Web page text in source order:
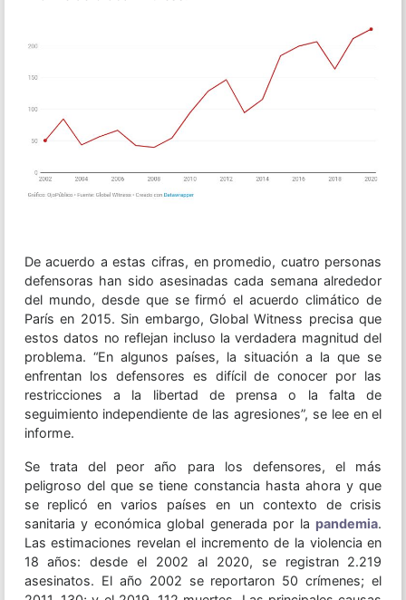
De acuerdo a estas cifras, en promedio, cuatro personas
defensoras han sido asesinadas cada semana alrededor
del mundo, desde que se firmó el acuerdo climático de
París en 2015. Sin embargo, Global Witness precisa que
estos datos no reflejan incluso la verdadera magnitud del
problema. “En algunos países, la situación a la que se
enfrentan los defensores es difícil de conocer por las
restricciones a la libertad de prensa o la falta de
seguimiento independiente de las agresiones”, se lee en el
informe.
Se trata del peor año para los defensores, el más
peligroso del que se tiene constancia hasta ahora y que
se replicó en varios países en un contexto de crisis
sanitaria y económica global generada por la pandemia.
Las estimaciones revelan el incremento de la violencia en
18 años: desde el 2002 al 2020, se registran 2.219
asesinatos. El año 2002 se reportaron 50 crímenes; el